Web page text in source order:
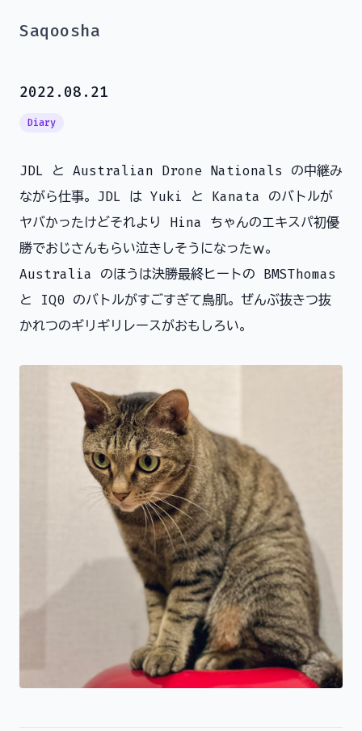
Saqoosha
2022.08.21
Diary
JDL と Australian Drone Nationals の中継み
ながら仕事。JDL は Yuki と Kanata のバトルが
ヤバかったけどそれより Hina ちゃんのエキスパ初優
勝でおじさんもらい泣きしそうになったｗ。
Australia のほうは決勝最終ヒートの BMSThomas
と IQ0 のバトルがすごすぎて鳥肌。ぜんぶ抜きつ抜
かれつのギリギリレースがおもしろい。